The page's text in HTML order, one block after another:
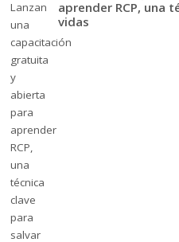
aprender RCP, una
vidas